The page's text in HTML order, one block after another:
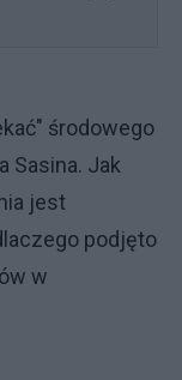
środowego
Sasina. Jak
jest
podjęto
w